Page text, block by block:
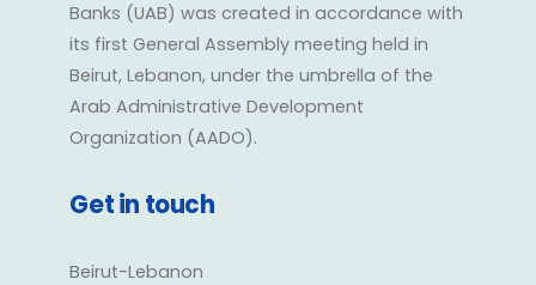
Banks (UAB) was created in accordance with
its first General Assembly meeting held in
Beirut, Lebanon, under the umbrella of the
Arab Administrative Development
Organization (AADO).
Get in touch
Beirut-Lebanon